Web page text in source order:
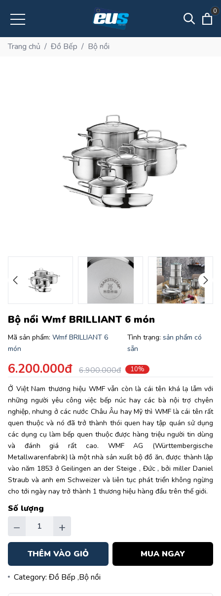
0
Trang chủ / Đồ Bếp / Bộ nồi
Bộ nồi Wmf BRILLIANT 6 món
Mã sản phẩm: Wmf BRILLIANT 6
món
Tình trạng:sản phẩm có
sẵn
6.200.000đ 6.900.000đ 10%
Ở Việt Nam thương hiệu WMF vẫn còn là cái tên khá lạ lẫm với
những người yêu công việc bếp núc hay các bà nội trợ chyên
nghiệp, nhưng ở các nước Châu Âu hay Mỹ thì WMF là cái tên rất
quen thuộc và nó đã trở thành thói quen hay tập quán sử dụng
các dụng cụ làm bếp quen thuộc được hàng triệu người tin dùng
và đánh giá rất cao. WMF AG (Württembergische
Metallwarenfabrik) là một nhà sản xuất bộ đồ ăn, được thành lập
vào năm 1853 ở Geilingen an der Steige , Đức , bởi miller Daniel
Straub và anh em Schweizer và liên tục phát triển không ngừng
cho tới ngày nay trở thành 1 thương hiệu hàng đầu trên thế giới.
Số lượng
− +
THÊM VÀO GIỎ MUA NGAY
Category: Đồ Bếp ,Bộ nồi